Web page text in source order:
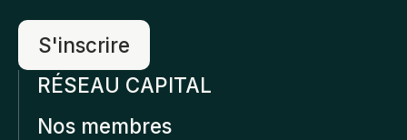
RÉSEAU CAPITAL
Nos membres